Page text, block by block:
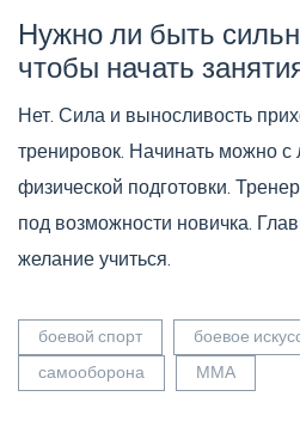
Нужно ли быть
чтобы начать
Нет. Сила и выносливость
тренировок. Начинать можно с
физической подготовки.
под возможности новичка.
желание учиться.
боевой спорт боевое
самооборона
ММА